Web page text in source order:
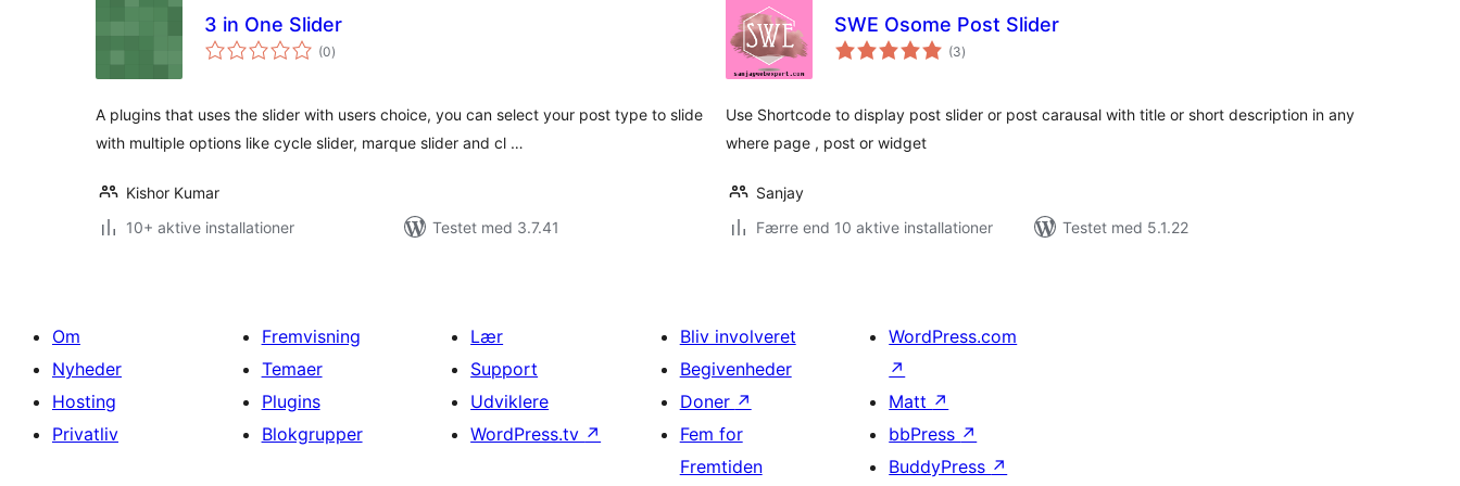
3 in One Slider
(0totale
bedømmelser
)
A plugins that uses the slider with users choice, you can select your post type to slide
with multiple options like cycle slider, marque slider and cl …
Kishor Kumar
10+ aktive installationer
Testet med 3.7.41
SWE Osome Post Slider
(3totale
bedømmelser
)
Use Shortcode to display post slider or post carausal with title or short description in any
where page , post or widget
Sanjay
Færre end 10 aktive installationer
Testet med 5.1.22
Om
Nyheder
Hosting
Privatliv
Fremvisning
Temaer
Plugins
Blokgrupper
Lær
Support
Udviklere
WordPress.tv ↗
Bliv involveret
Begivenheder
Doner ↗
Fem for
Fremtiden
WordPress.com
↗
Matt ↗
bbPress ↗
BuddyPress ↗